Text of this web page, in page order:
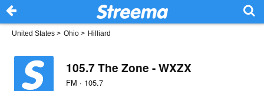
United States > Ohio > Hilliard
105.7 The Zone - WXZX
FM · 105.7